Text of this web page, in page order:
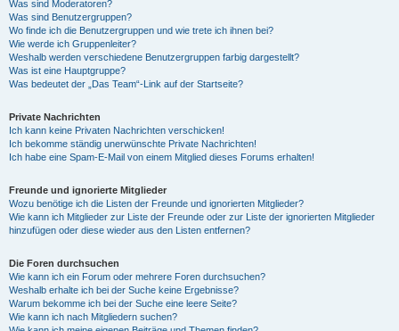
Was sind Moderatoren?
Was sind Benutzergruppen?
Wo finde ich die Benutzergruppen und wie trete ich ihnen bei?
Wie werde ich Gruppenleiter?
Weshalb werden verschiedene Benutzergruppen farbig dargestellt?
Was ist eine Hauptgruppe?
Was bedeutet der „Das Team“-Link auf der Startseite?
Private Nachrichten
Ich kann keine Privaten Nachrichten verschicken!
Ich bekomme ständig unerwünschte Private Nachrichten!
Ich habe eine Spam-E-Mail von einem Mitglied dieses Forums erhalten!
Freunde und ignorierte Mitglieder
Wozu benötige ich die Listen der Freunde und ignorierten Mitglieder?
Wie kann ich Mitglieder zur Liste der Freunde oder zur Liste der ignorierten Mitglieder
hinzufügen oder diese wieder aus den Listen entfernen?
Die Foren durchsuchen
Wie kann ich ein Forum oder mehrere Foren durchsuchen?
Weshalb erhalte ich bei der Suche keine Ergebnisse?
Warum bekomme ich bei der Suche eine leere Seite?
Wie kann ich nach Mitgliedern suchen?